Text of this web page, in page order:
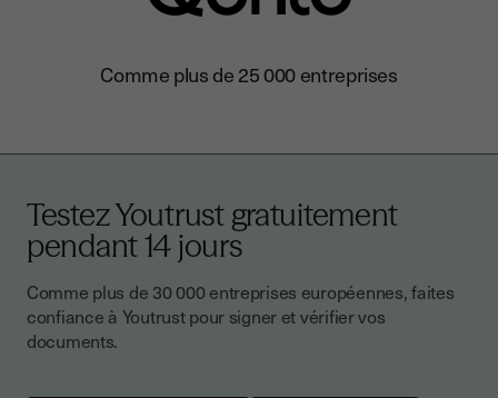
Comme plus de 25 000 entreprises
Testez Youtrust gratuitement
pendant 14 jours
Comme plus de 30 000 entreprises européennes, faites
confiance à Youtrust pour signer et vérifier vos
documents.